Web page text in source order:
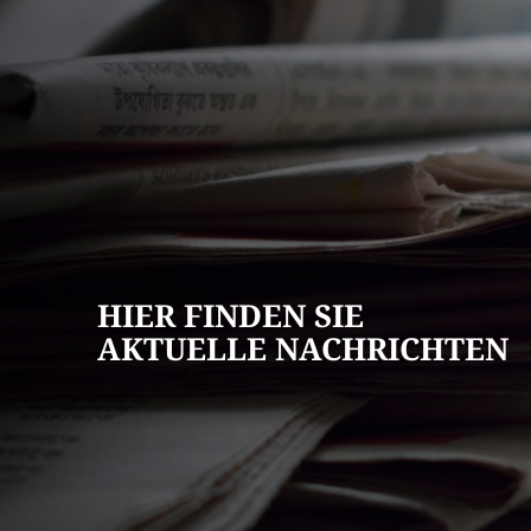
Mängel melden
Wahlen
HIER FINDEN SIE
AKTUELLE NACHRICHTEN